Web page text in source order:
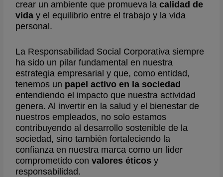
crear un ambiente que promueva lacalidad de
viday el equilibrio entre el trabajo y la vida
personal.
La Responsabilidad Social Corporativa siempre
ha sido un pilar fundamental en nuestra
estrategia empresarial y que, como entidad,
tenemos un papel activo en la sociedad
entendiendo el impacto que nuestra actividad
genera. Al invertir en la salud y el bienestar de
nuestros empleados, no solo estamos
contribuyendo al desarrollo sostenible de la
sociedad, sino también fortaleciendo la
confianza en nuestra marca como un líder
comprometido con valores éticos y
responsabilidad.